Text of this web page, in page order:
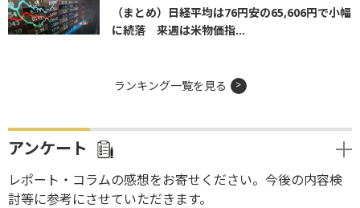
（まとめ）日経平均は76円安の65,606円で小幅
に続落 来週は米物価指...
ランキング一覧を見る
アンケート
レポート・コラムの感想をお寄せください。今後の内容検
討等に参考にさせていただきます。